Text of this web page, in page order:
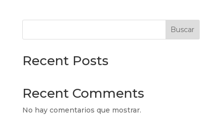
era:
es:
Buscar
Recent Posts
Recent Comments
No hay comentarios que mostrar.